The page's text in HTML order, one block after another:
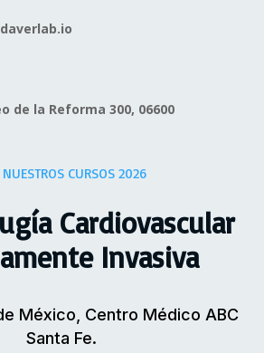
de la Reforma 300, 06600
NUESTROS CURSOS 2026
Cardiovascular
Invasiva
México, Centro Médico ABC
Santa Fe.